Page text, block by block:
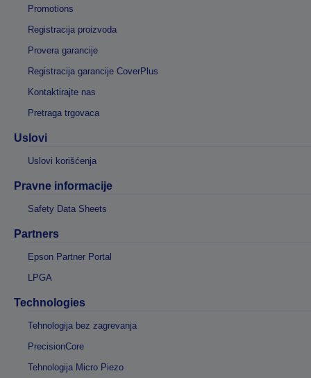
Promotions
Registracija proizvoda
Provera garancije
Registracija garancije CoverPlus
Kontaktirajte nas
Pretraga trgovaca
Uslovi
Uslovi korišćenja
Pravne informacije
Safety Data Sheets
Partners
Epson Partner Portal
LPGA
Technologies
Tehnologija bez zagrevanja
PrecisionCore
Tehnologija Micro Piezo